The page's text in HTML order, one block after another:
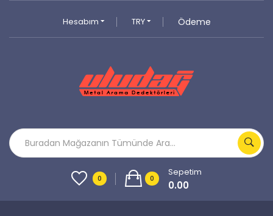
Hesabım TRY Ödeme
0 0
Sepetim
0.00